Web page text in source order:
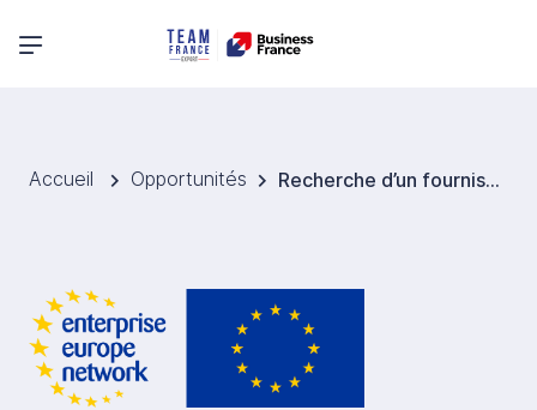
Menu principal
Accueil Opportunités Recherche d’un fournisseur de mercerie écoresponsable pour la fabrication de sacs durables pour l’Allemagne